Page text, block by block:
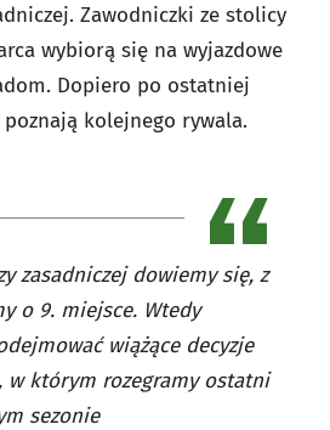
Zawodniczki ze stolicy
wybiorą się na wyjazdowe
Dopiero po ostatniej
kolejnego rywala.
zasadniczej dowiemy się, z
o 9. miejsce. Wtedy
wiążące decyzje
w którym rozegramy ostatni
sezonie